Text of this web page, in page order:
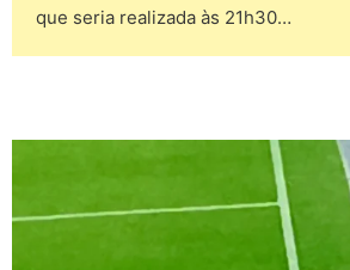
que seria realizada às 21h30…